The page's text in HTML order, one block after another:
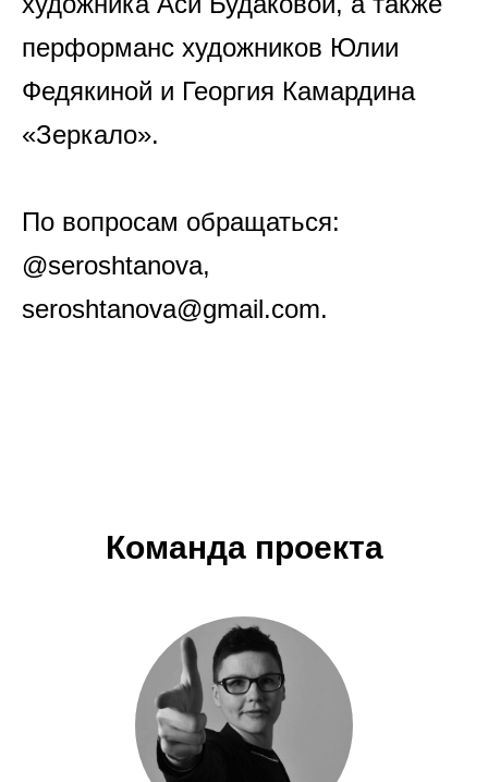
перформанс художников Юлии
Федякиной и Георгия Камардина
«Зеркало».
По вопросам обращаться:
@seroshtanova,
seroshtanova@gmail.com.
Команда проекта